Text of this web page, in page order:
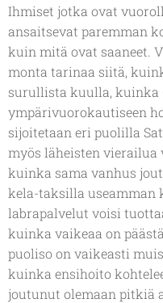
Ihmiset jotka ovat
ansaitsevat paremman
kuin mitä ovat saaneet.
monta tarinaa siitä,
surullista kuulla, kuinka
ympärivuorokautiseen
sijoitetaan eri puolilla
myös läheisten vierailua
kuinka sama vanhus
kela-taksilla useamman
labrapalvelut voisi
kuinka vaikeaa on
puoliso on vaikeasti
kuinka ensihoito
joutunut olemaan pitkiä